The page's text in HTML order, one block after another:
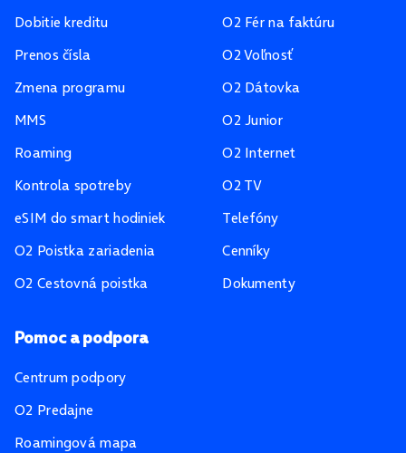
Dobitie kreditu
Prenos čísla
Zmena programu
MMS
Roaming
Kontrola spotreby
eSIM do smart hodiniek
O2 Poistka zariadenia
O2 Cestovná poistka
O2 Fér na faktúru
O2 Voľnosť
O2 Dátovka
O2 Junior
O2 Internet
O2 TV
Telefóny
Cenníky
Dokumenty
Pomoc a podpora
Centrum podpory
O2 Predajne
Roamingová mapa